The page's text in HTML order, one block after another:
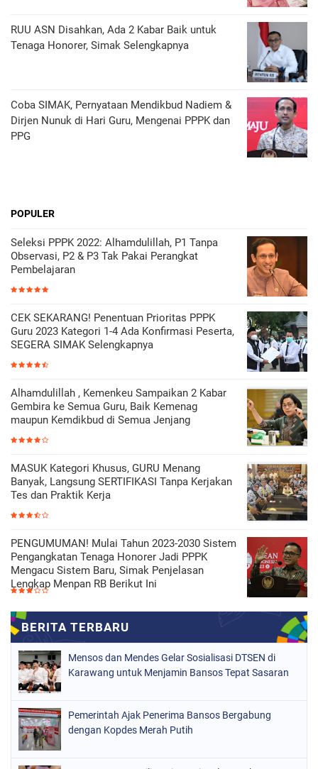
RUU ASN Disahkan, Ada 2 Kabar Baik untuk
Tenaga Honorer, Simak Selengkapnya
Coba SIMAK, Pernyataan Mendikbud Nadiem &
Dirjen Nunuk di Hari Guru, Mengenai PPPK dan
PPG
POPULER
Seleksi PPPK 2022: Alhamdulillah, P1 Tanpa
Observasi, P2 & P3 Tak Pakai Perangkat
Pembelajaran
CEK SEKARANG! Penentuan Prioritas PPPK
Guru 2023 Kategori 1-4 Ada Konfirmasi Peserta,
SEGERA SIMAK Selengkapnya
Alhamdulillah , Kemenkeu Sampaikan 2 Kabar
Gembira ke Semua Guru, Baik Kemenag
maupun Kemdikbud di Semua Jenjang
MASUK Kategori Khusus, GURU Menang
Banyak, Langsung SERTIFIKASI Tanpa Kerjakan
Tes dan Praktik Kerja
PENGUMUMAN! Mulai Tahun 2023-2030 Sistem
Pengangkatan Tenaga Honorer Jadi PPPK
Mengacu Sistem Baru, Simak Penjelasan
Lengkap Menpan RB Berikut Ini
Mensos dan Mendes Gelar Sosialisasi DTSEN di
Karawang untuk Menjamin Bansos Tepat Sasaran
Pemerintah Ajak Penerima Bansos Bergabung
dengan Kopdes Merah Putih